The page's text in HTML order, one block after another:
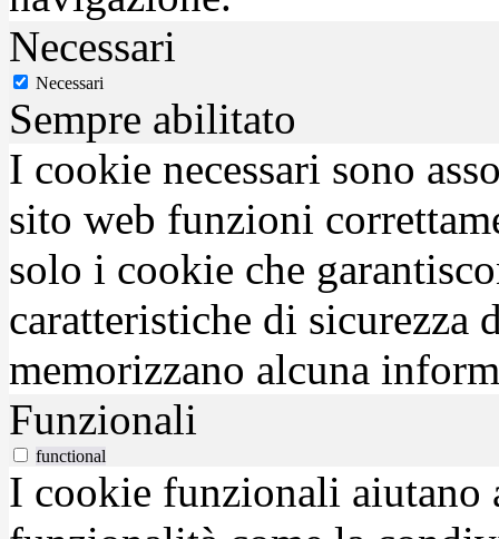
Necessari
Necessari
Sempre abilitato
I cookie necessari sono
sito web funzioni
solo i cookie che
caratteristiche di sicurezza
memorizzano alcuna
Funzionali
functional
I cookie funzionali aiutano